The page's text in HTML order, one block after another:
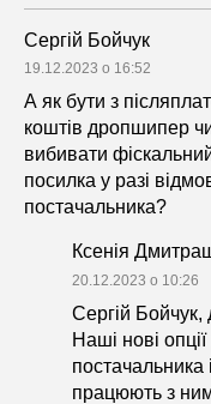
Сергій Бойчук
19.12.2023 о 16:52
А як бути з
коштів дропшипер
вибивати
посилка у разі
постачальника?
Ксенія
20.12.2023 о 10:26
Сергій Бойчук,
Наші нові
постачальника
працюють з